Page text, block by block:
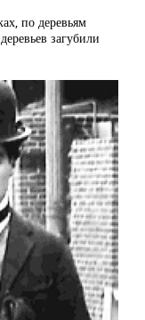
по деревьям
загубили